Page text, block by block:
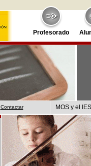
Profesorado
Contactar MOS y el